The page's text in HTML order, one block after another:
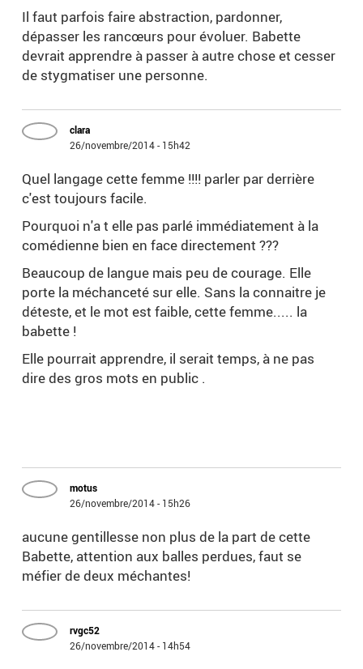
Il faut parfois faire abstraction, pardonner,
dépasser les rancœurs pour évoluer. Babette
devrait apprendre à passer à autre chose et cesser
de stygmatiser une personne.
clara
26/novembre/2014 - 15h42
Quel langage cette femme !!!! parler par derrière
c'est toujours facile.
Pourquoi n'a t elle pas parlé immédiatement à la
comédienne bien en face directement ???
Beaucoup de langue mais peu de courage. Elle
porte la méchanceté sur elle. Sans la connaitre je
déteste, et le mot est faible, cette femme..... la
babette !
Elle pourrait apprendre, il serait temps, à ne pas
dire des gros mots en public .
motus
26/novembre/2014 - 15h26
aucune gentillesse non plus de la part de cette
Babette, attention aux balles perdues, faut se
méfier de deux méchantes!
rvgc52
26/novembre/2014 - 14h54